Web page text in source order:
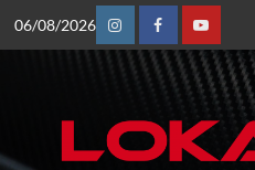
06/08/2026
InstagramFacebookYoutube